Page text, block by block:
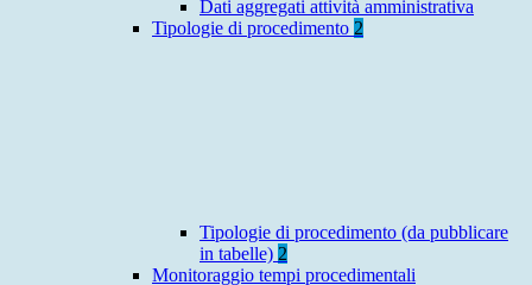
Dati aggregati attività amministrativa
Tipologie di procedimento 2
Tipologie di procedimento (da pubblicare
in tabelle) 2
Monitoraggio tempi procedimentali